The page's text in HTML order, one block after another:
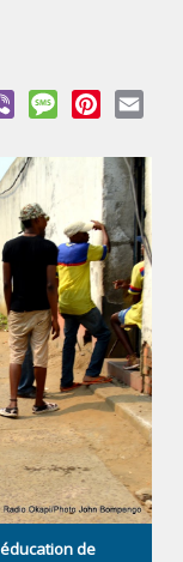
Viber MessagePinterest
de